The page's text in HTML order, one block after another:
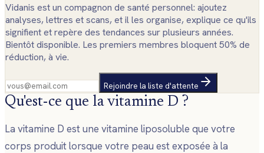
Vidanis est un compagnon de santé personnel: ajoutez
analyses, lettres et scans, et il les organise, explique ce qu'ils
signifient et repère des tendances sur plusieurs années.
Bientôt disponible. Les premiers membres bloquent 50% de
réduction, à vie.
Rejoindre la liste d'attente
Qu'est-ce que la vitamine D ?
La vitamine D est une vitamine liposoluble que votre
corps produit lorsque votre peau est exposée à la